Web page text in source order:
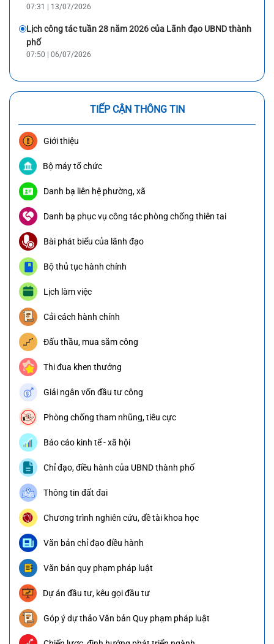
07:31 | 13/07/2026
Lịch công tác tuần 28 năm 2026 của Lãnh đạo UBND thành
phố
07:50 | 06/07/2026
TIẾP CẬN THÔNG TIN
Giới thiệu
Bộ máy tổ chức
Danh bạ liên hệ phường, xã
Danh bạ phục vụ công tác phòng chống thiên tai
Bài phát biểu của lãnh đạo
Bộ thủ tục hành chính
Lịch làm việc
Cải cách hành chính
Đấu thầu, mua sắm công
Thi đua khen thưởng
Giải ngân vốn đầu tư công
Phòng chống tham nhũng, tiêu cực
Báo cáo kinh tế - xã hội
Chỉ đạo, điều hành của UBND thành phố
Thông tin đất đai
Chương trình nghiên cứu, đề tài khoa học
Văn bản chỉ đạo điều hành
Văn bản quy phạm pháp luật
Dự án đầu tư, kêu gọi đầu tư
Góp ý dự thảo Văn bản Quy phạm pháp luật